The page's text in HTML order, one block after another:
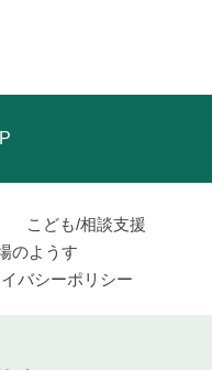
こども/相談支援
のようす
バシーポリシー